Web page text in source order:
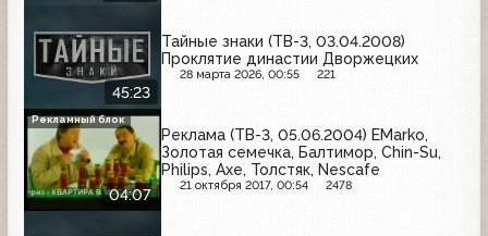
45:23
Тайные знаки (ТВ-3, 03.04.2008)
Проклятие династии Дворжецких
28 марта 2026, 00:55 221
04:07
Реклама (ТВ-3, 05.06.2004) EMarko,
Золотая семечка, Балтимор, Chin-Su,
Philips, Axe, Толстяк, Nescafe
21 октября 2017, 00:54 2478
Рекламный блок